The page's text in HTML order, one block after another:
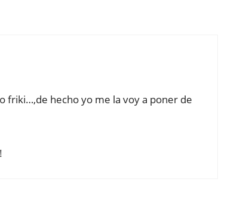
friki…,de hecho yo me la voy a poner de